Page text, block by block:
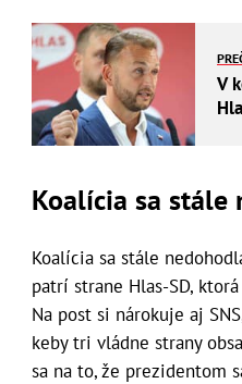
V
Koalícia sa stále
Koalícia sa stále
patrí strane Hlas-SD,
Na post si nárokuje aj
keby tri vládne strany
sa na to, že prezidentom